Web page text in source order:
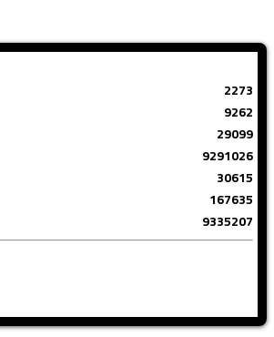
2273
9262
29099
9291026
30615
167635
9335207